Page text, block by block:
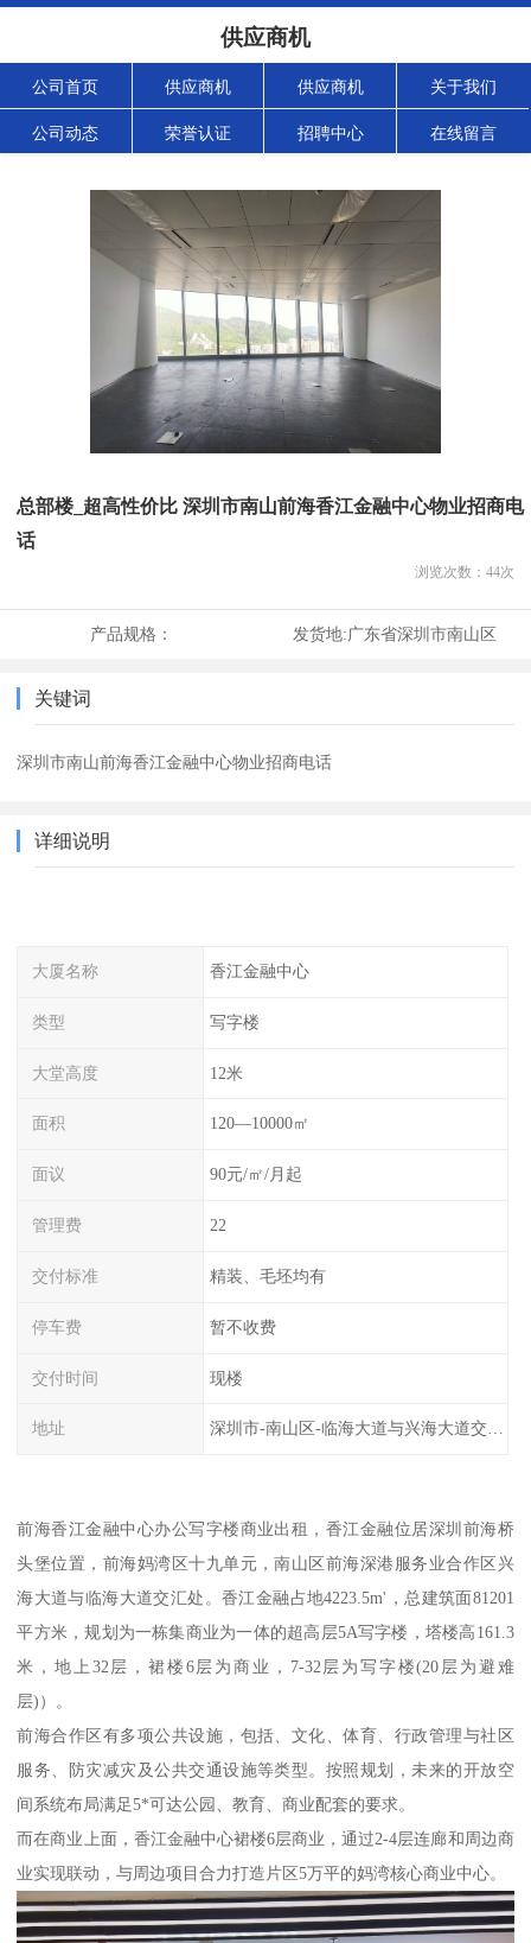
供应商机
公司首页 供应商机 供应商机 关于我们
公司动态 荣誉认证 招聘中心 在线留言
总部楼_超高性价比 深圳市南山前海香江金融中心物业招商电
话
浏览次数： 44次
产品规格： 发货地:广东省深圳市南山区
关键词
深圳市南山前海香江金融中心物业招商电话
详细说明
大厦名称 香江金融中心
类型 写字楼
大堂高度 12米
面积 120—10000㎡
面议 90元/㎡/月起
管理费 22
交付标准 精装、毛坯均有
停车费 暂不收费
交付时间 现楼
地址 深圳市-南山区-临海大道与兴海大道交汇处
前海香江金融中心办公写字楼商业出租，香江金融位居深圳前海桥
头堡位置，前海妈湾区十九单元，南山区前海深港服务业合作区兴
海大道与临海大道交汇处。香江金融占地4223.5m'，总建筑面81201
平方米，规划为一栋集商业为一体的超高层5A写字楼，塔楼高161.3
米，地上32层，裙楼6层为商业，7-32层为写字楼(20层为避难
层)）。
前海合作区有多项公共设施，包括、文化、体育、行政管理与社区
服务、防灾减灾及公共交通设施等类型。按照规划，未来的开放空
间系统布局满足5*可达公园、教育、商业配套的要求。
而在商业上面，香江金融中心裙楼6层商业，通过2-4层连廊和周边商
业实现联动，与周边项目合力打造片区5万平的妈湾核心商业中心。